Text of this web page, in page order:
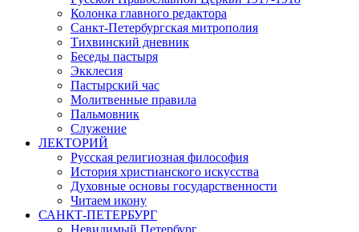
Колонка главного редактора
Санкт-Петербургская митрополия
Тихвинский дневник
Беседы пастыря
Экклесия
Пастырский час
Молитвенные правила
Пальмовник
Служение
ЛЕКТОРИЙ
Русская религиозная философия
История христианского искусства
Духовные основы государственности
Читаем икону
САНКТ-ПЕТЕРБУРГ
Невидимый Петербург